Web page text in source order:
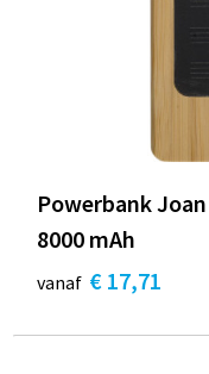
Powerbank
8000 mAh
vanaf € 17,71